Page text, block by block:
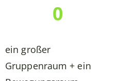
ein großer
Gruppenraum + ein
0